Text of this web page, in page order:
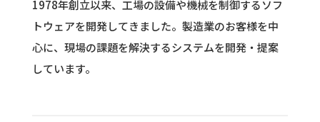
1978年創立以来、工場の設備や機械を制御するソフ
トウェアを開発してきました。 製造業のお客様を中
心に、現場の課題を解決するシステムを開発・提案
しています。